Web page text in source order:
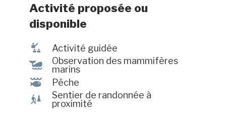
Activité proposée ou
disponible
î Activité guidée
%
Observation des mammifères
marins
@ Pêche
&
Sentier de randonnée à
proximité